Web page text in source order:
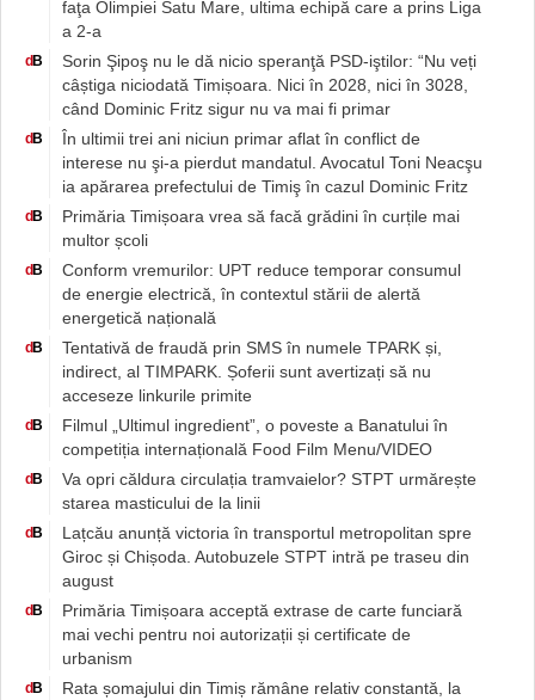
faţa Olimpiei Satu Mare, ultima echipă care a prins Liga
a 2-a
d B
Sorin Şipoş nu le dă nicio speranţă PSD-iştilor: “Nu veți
câștiga niciodată Timișoara. Nici în 2028, nici în 3028,
când Dominic Fritz sigur nu va mai fi primar
d B
În ultimii trei ani niciun primar aflat în conflict de
interese nu şi-a pierdut mandatul. Avocatul Toni Neacşu
ia apărarea prefectului de Timiş în cazul Dominic Fritz
d B
Primăria Timișoara vrea să facă grădini în curțile mai
multor școli
d B
Conform vremurilor: UPT reduce temporar consumul
de energie electrică, în contextul stării de alertă
energetică națională
d B
Tentativă de fraudă prin SMS în numele TPARK și,
indirect, al TIMPARK. Șoferii sunt avertizați să nu
acceseze linkurile primite
d B
Filmul „Ultimul ingredient”, o poveste a Banatului în
competiția internațională Food Film Menu/VIDEO
d B
Va opri căldura circulația tramvaielor? STPT urmărește
starea masticului de la linii
d B
Lațcău anunță victoria în transportul metropolitan spre
Giroc și Chișoda. Autobuzele STPT intră pe traseu din
august
d B
Primăria Timișoara acceptă extrase de carte funciară
mai vechi pentru noi autorizații și certificate de
urbanism
d B
Rata șomajului din Timiș rămâne relativ constantă, la